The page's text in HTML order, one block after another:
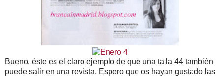
Bueno, éste es el claro ejemplo de que una talla 44 también
puede salir en una revista. Espero que os hayan gustado las